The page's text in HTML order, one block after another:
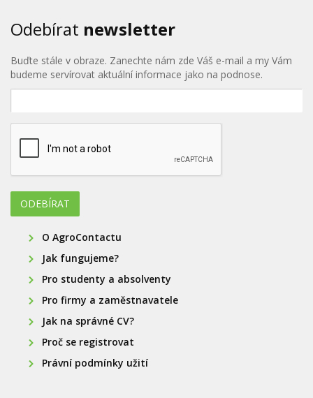
Odebírat newsletter
Buďte stále v obraze. Zanechte nám zde Váš e-mail a my Vám
budeme servírovat aktuální informace jako na podnose.
O AgroContactu
Jak fungujeme?
Pro studenty a absolventy
Pro firmy a zaměstnavatele
Jak na správné CV?
Proč se registrovat
Právní podmínky užití